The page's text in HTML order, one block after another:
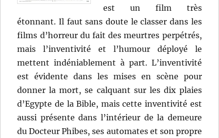
est un film très
étonnant. Il faut sans doute le classer dans les
films d’horreur du fait des meurtres perpétrés,
mais l’inventivité et l’humour déployé le
mettent indéniablement à part. L’inventivité
est évidente dans les mises en scène pour
donner la mort, se calquant sur les dix plaies
d’Egypte de la Bible, mais cette inventivité est
aussi présente dans l’intérieur de la demeure
du Docteur Phibes, ses automates et son propre